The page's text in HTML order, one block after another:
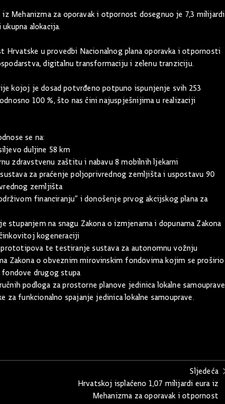
Mehanizma za oporavak i otpornost dosegnuo je 7,3 milijardi
alokacija.
Hrvatske u provedbi Nacionalnog plana oporavka i otpornosti
digitalnu transformaciju i zelenu tranziciju.
kojoj je dosad potvrđeno potpuno ispunjenje svih 253
100 %, što nas čini najuspješnijima u realizaciji
se na:
duljine 58 km
zdravstvenu zaštitu i nabavu 8 mobilnih ljekarni
za praćenje poljoprivrednog zemljišta i uspostavu 90
zemljišta
financiranju” i donošenje prvog akcijskog plana za
na snagu Zakona o izmjenama i dopunama Zakona
kogeneraciji
te testiranje sustava za autonomnu vožnju
Zakona o obveznim mirovinskim fondovima kojim se proširio
drugog stupa
podloga za prostorne planove jedinica lokalne samouprave
za funkcionalno spajanje jedinica lokalne samouprave.
Sljedeća
Hrvatskoj isplaćeno 1,07 milijardi eura iz
Mehanizma za oporavak i otpornost